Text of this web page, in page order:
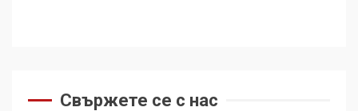
Свържете се с нас